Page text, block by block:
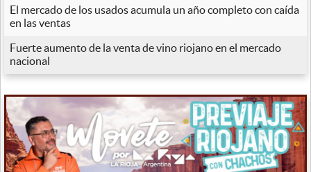
El mercado de los usados acumula un año completo con caída
en las ventas
Fuerte aumento de la venta de vino riojano en el mercado
nacional